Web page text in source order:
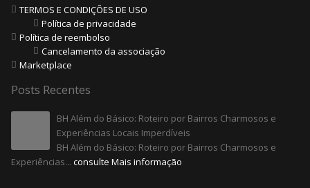
TERMOS E CONDIÇÕES DE USO
Política de privacidade
Política de reembolso
Cancelamento da associação
Marketplace
Posts Recentes
BH Além do Básico: Roteiro por Bairros Charmosos e
Experiências Locais Imperdíveis
BH Além do Básico: Roteiro por Bairros Charmosos e
Experiências... consulte Mais informação